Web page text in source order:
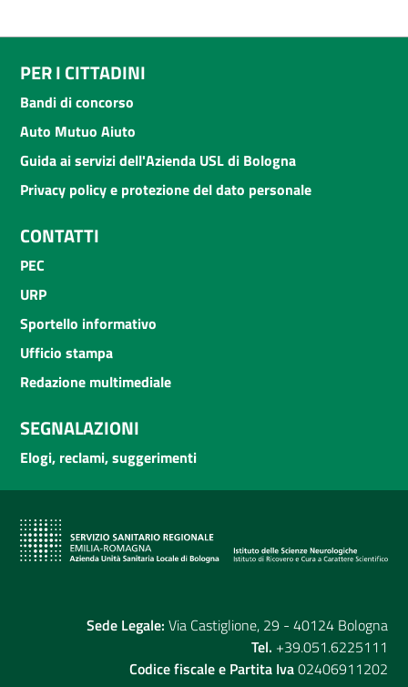
PER I CITTADINI
Bandi di concorso
Auto Mutuo Aiuto
Guida ai servizi dell'Azienda USL di Bologna
Privacy policy e protezione del dato personale
CONTATTI
PEC
URP
Sportello informativo
Ufficio stampa
Redazione multimediale
SEGNALAZIONI
Elogi, reclami, suggerimenti
Sede Legale: Via Castiglione, 29 - 40124 Bologna
Tel. +39.051.6225111
Codice fiscale e Partita Iva02406911202